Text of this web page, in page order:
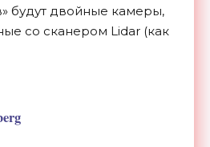
» будут двойные камеры,
со сканером Lidar (как